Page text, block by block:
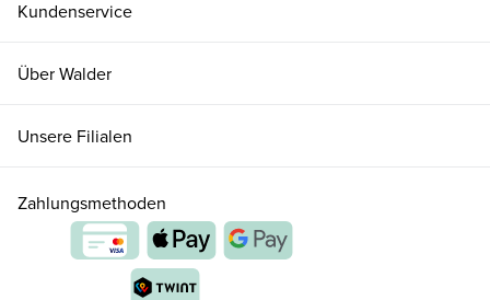
Kundenservice
Über Walder
Unsere Filialen
Zahlungsmethoden